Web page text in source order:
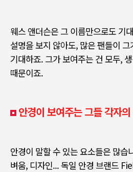
웨스 앤더슨은 그 이름만으로도 기
설명을 보지 않아도, 많은 팬들이
기대하죠. 그가 보여주는 건 모두,
때문이죠.
안경이 보여주는 그들 각자
안경이 말할 수 있는 요소들은 많습
벼움, 디자인...독일 안경 브랜드